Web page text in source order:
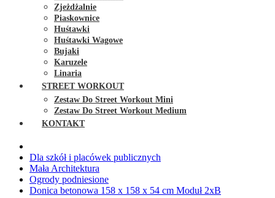
Zjeżdżalnie
Piaskownice
Huśtawki
Huśtawki Wagowe
Bujaki
Karuzele
Linaria
STREET WORKOUT
Zestaw Do Street Workout Mini
Zestaw Do Street Workout Medium
KONTAKT
Dla szkół i placówek publicznych
Mała Architektura
Ogrody podniesione
Donica betonowa 158 x 158 x 54 cm Moduł 2xB